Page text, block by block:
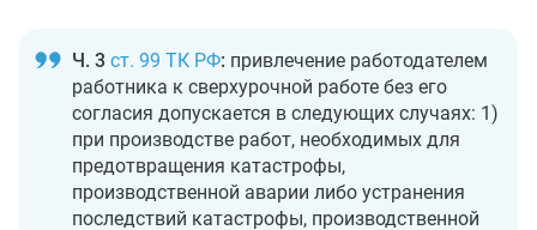
Ч. 3 ст. 99 ТК РФ: привлечение работодателем
работника к сверхурочной работе без его
согласия допускается в следующих случаях: 1)
при производстве работ, необходимых для
предотвращения катастрофы,
производственной аварии либо устранения
последствий катастрофы, производственной